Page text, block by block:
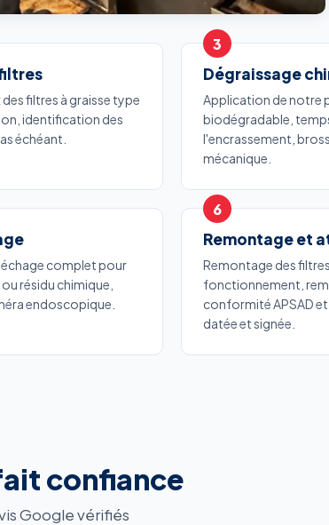
filtres à graisse type
identification des
échéant.
Dégraissage
Application de notre
biodégradable,
l'encrassement,
mécanique.
complet pour
résidu chimique,
endoscopique.
Remontage et
Remontage des
fonctionnement,
conformité APSAD
datée et signée.
confiance
Google vérifiés